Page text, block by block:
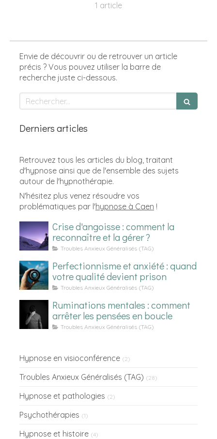
1 article
Envie de découvrir ou de retrouver un article
précis ? Vous pouvez utiliser la barre de
recherche juste ci-dessous.
Rechercher
Derniers articles
Retrouvez tous les articles du blog, traitant
d'hypnose ainsi que de l'ensemble des sujets
autour de l'hypnothérapie.
N'hésitez plus venez résoudre vos
problématiques par l'hypnose à Caen !
Crise d'angoisse : comment la
reconnaître et la gérer ?
Troubles Anxieux Généralisés (TAG)
Perfectionnisme et anxiété : quand
votre qualité devient prison
Troubles Anxieux Généralisés (TAG)
Ruminations mentales : comment
arrêter les pensées en boucle
Troubles Anxieux Généralisés (TAG)
Hypnose en visioconférence (2)
Troubles Anxieux Généralisés (TAG) (28)
Hypnose et pathologies (2)
Psychothérapies (1)
Hypnose et histoire (4)